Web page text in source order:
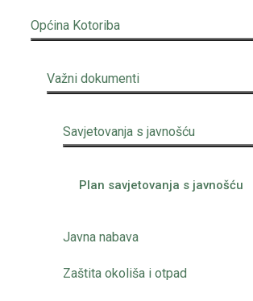
Općina Kotoriba
Važni dokumenti
Savjetovanja s javnošću
Plan savjetovanja s javnošću
Javna nabava
Zaštita okoliša i otpad